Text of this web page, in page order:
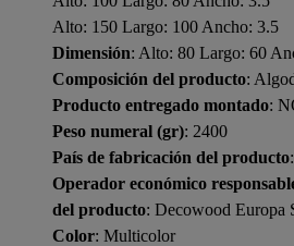
Alto: 150 Largo: 100 Ancho: 3.5
Dimensión: Alto: 80 Largo: 60
Composición del producto:
Producto entregado montado:
Peso numeral (gr): 2400
País de fabricación del producto
Operador económico
del producto: Decowood Europa
Color: Multicolor